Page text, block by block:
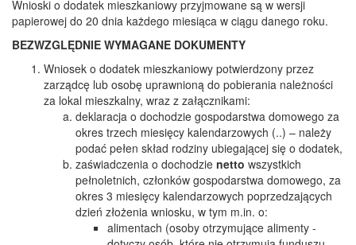
Wnioski o dodatek mieszkaniowy przyjmowane są w wersji
papierowej do 20 dnia każdego miesiąca w ciągu danego roku.
BEZWZGLĘDNIE WYMAGANE DOKUMENTY
Wniosek o dodatek mieszkaniowy potwierdzony przez
zarządcę lub osobę uprawnioną do pobierania należności
za lokal mieszkalny, wraz z załącznikami:
deklaracja o dochodzie gospodarstwa domowego za
okres trzech miesięcy kalendarzowych (..) – należy
podać pełen skład rodziny ubiegającej się o dodatek,
zaświadczenia o dochodzie netto wszystkich
pełnoletnich, członków gospodarstwa domowego, za
okres 3 miesięcy kalendarzowych poprzedzających
dzień złożenia wniosku, w tym m.in. o:
alimentach (osoby otrzymujące alimenty -